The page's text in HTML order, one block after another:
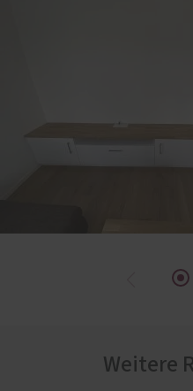
Weitere